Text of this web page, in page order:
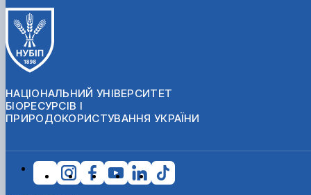
НАЦІОНАЛЬНИЙ УНІВЕРСИТЕТ
БІОРЕСУРСІВ І
ПРИРОДОКОРИСТУВАННЯ УКРАЇНИ